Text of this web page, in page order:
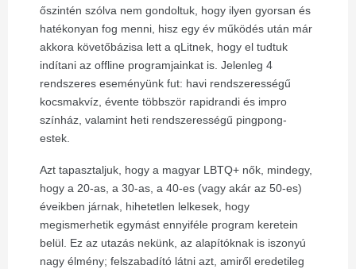
őszintén szólva nem gondoltuk, hogy ilyen gyorsan és
hatékonyan fog menni, hisz egy év működés után már
akkora követőbázisa lett a qLitnek, hogy el tudtuk
indítani az offline programjainkat is. Jelenleg 4
rendszeres eseményünk fut: havi rendszerességű
kocsmakvíz, évente többször rapidrandi és impro
színház, valamint heti rendszerességű pingpong-
estek.
Azt tapasztaljuk, hogy a magyar LBTQ+ nők, mindegy,
hogy a 20-as, a 30-as, a 40-es (vagy akár az 50-es)
éveikben járnak, hihetetlen lelkesek, hogy
megismerhetik egymást ennyiféle program keretein
belül. Ez az utazás nekünk, az alapítóknak is iszonyú
nagy élmény; felszabadító látni azt, amiről eredetileg